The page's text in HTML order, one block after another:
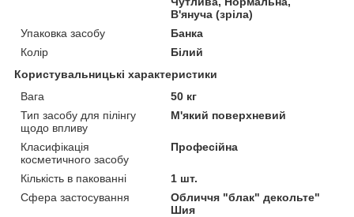
В'януча (зріла)
Упаковка засобу
Банка
Колір
Білий
Користувальницькі характеристики
Вага
50 кг
Тип засобу для пілінгу
щодо впливу
М'який поверхневий
Класифікація
косметичного засобу
Професійна
Кількість в пакованні
1 шт.
Сфера застосування
Обличчя "блак" декольте"
Шия